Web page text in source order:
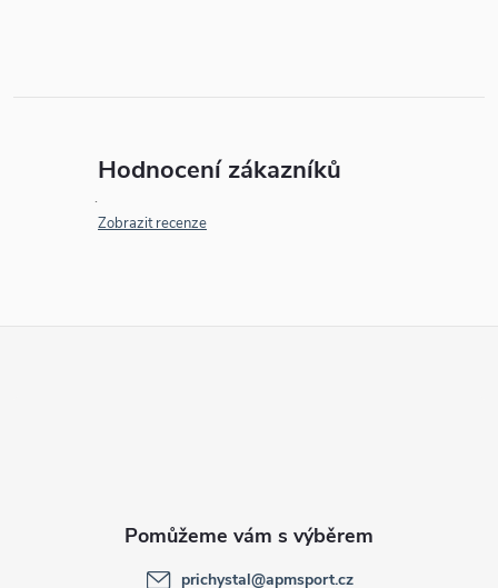
Hodnocení zákazníků
Zobrazit recenze
prichystal@apmsport.cz